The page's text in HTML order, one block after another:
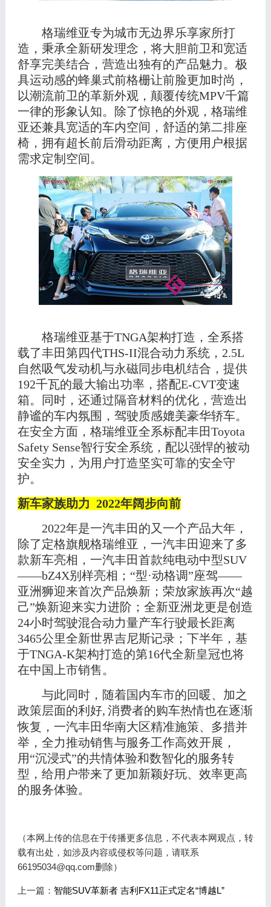
格瑞维亚专为城市无边界乐享家所打
造，秉承全新研发理念，将大胆前卫和宽适
舒享完美结合，营造出独有的产品魅力。极
具运动感的蜂巢式前格栅让前脸更加时尚，
以潮流前卫的革新外观，颠覆传统MPV千篇
一律的形象认知。 除了惊艳的外观，格瑞维
亚还兼具宽适的车内空间，舒适的第二排座
椅，拥有超长前后滑动距离，方便用户根据
需求定制空间。
格瑞维亚基于TNGA架构打造， 全系搭
载了丰田第四代THS-II混合动力系统，2.5L
自然吸气发动机与永磁同步电机结合，提供
192千瓦的最大输出功率，搭配E-CVT变速
箱。
同时，还通过隔音材料的优化，营造出
静谧的车内氛围，驾驶质感媲美豪华轿车。
在安全方面，格瑞维亚全系标配丰田Toyota
Safety Sense智行安全系统，配以强悍的被动
安全实力，为用户打造坚实可靠的安全守
护。
新车家族助力 2022年阔步向前
2022年是一汽丰田的又一个产品大年，
除了定格旗舰格瑞维亚，一汽丰田迎来了多
款新车亮相，一汽丰田首款纯电动中型SUV
——bZ4X别样亮相； “型·动格调”座驾——
亚洲狮迎来首次产品焕新； 荣放家族再次“越
己”焕新迎来实力进阶 ；全新亚洲龙更是创造
24小时驾驶混合动力量产车行驶最长距离
3465公里全新世界吉尼斯记录；下半年，基
于TNGA-K架构打造的第16代全新皇冠也将
在中国上市销售。
与此同时，随着国内车市的回暖、 加之
政策层面的利好, 消费者的购车热情也在逐渐
恢复，一汽丰田华南大区精准施策、多措并
举，全力推动销售与服务工作高效开展，
用“沉浸式”的共情体验和数智化的服务转
型，给用户带来了更加新颖好玩、效率更高
的服务体验。
（本网上传的信息在于传播更多信息，不代表本网观点，转
载有出处，如涉及内容或侵权等问题，请联系
66195034@qq.com删除）
上一篇： 智能SUV革新者 吉利FX11正式定名“博越L”